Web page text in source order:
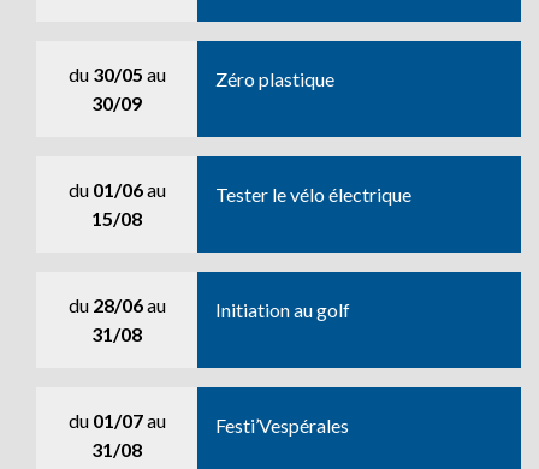
du 30/05 au
30/09
Zéro plastique
du 01/06au
15/08
Tester le vélo électrique
du 28/06au
31/08
Initiation au golf
du 01/07au
31/08
Festi’Vespérales